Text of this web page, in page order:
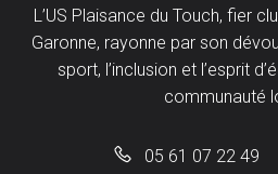
L’US Plaisance du Touch, fier
Garonne, rayonne par son
sport, l’inclusion et l’esprit
communauté
05 61 07 22 49